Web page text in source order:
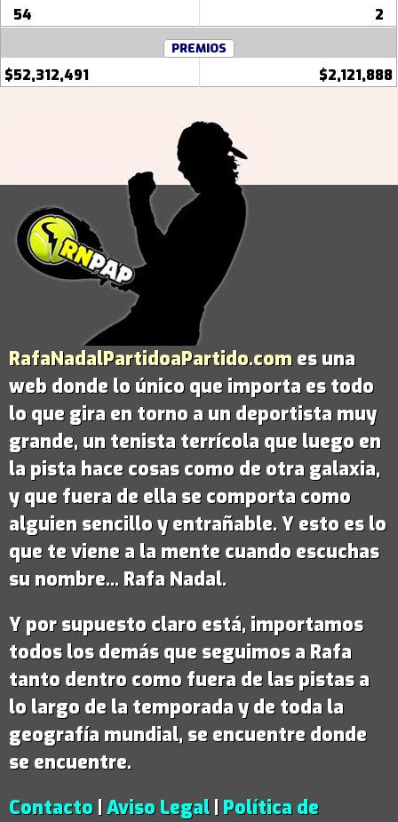
54 2
PREMIOS
$52,312,491 $2,121,888
RafaNadalPartidoaPartido.com es una
web donde lo único que importa es todo
lo que gira en torno a un deportista muy
grande, un tenista terrícola que luego en
la pista hace cosas como de otra galaxia,
y que fuera de ella se comporta como
alguien sencillo y entrañable. Y esto es lo
que te viene a la mente cuando escuchas
su nombre... Rafa Nadal.
Y por supuesto claro está, importamos
todos los demás que seguimos a Rafa
tanto dentro como fuera de las pistas a
lo largo de la temporada y de toda la
geografía mundial, se encuentre donde
se encuentre.
Contacto |Aviso Legal| Política de